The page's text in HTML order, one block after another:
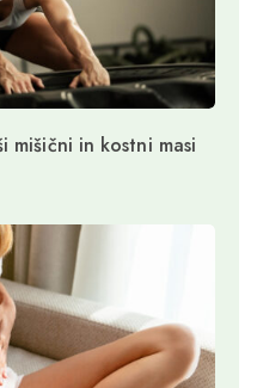
mišični in kostni masi